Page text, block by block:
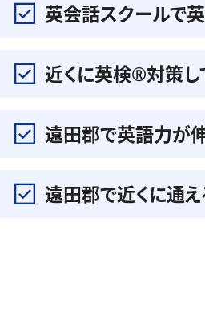
英会話スクールで
近くに英検®️対策し
遠田郡で英語力が
遠田郡で近くに通